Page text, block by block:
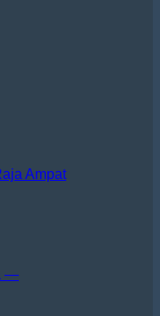
Ampat
—